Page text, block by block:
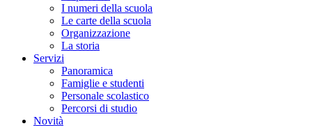
I numeri della scuola
Le carte della scuola
Organizzazione
La storia
Servizi
Panoramica
Famiglie e studenti
Personale scolastico
Percorsi di studio
Novità